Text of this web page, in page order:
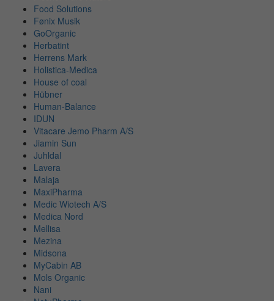
Food Solutions
Fønix Musik
GoOrganic
Herbatint
Herrens Mark
Holistica-Medica
House of coal
Hübner
Human-Balance
IDUN
Vitacare Jemo Pharm A/S
Jiamin Sun
Juhldal
Lavera
Malaja
MaxiPharma
Medic Wiotech A/S
Medica Nord
Mellisa
Mezina
Midsona
MyCabin AB
Mols Organic
Nani